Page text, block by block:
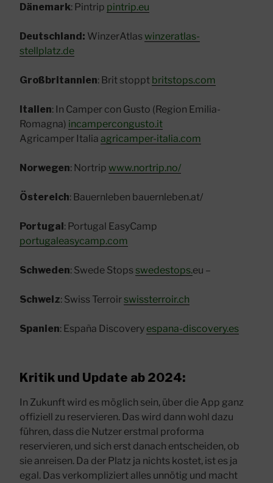
Dänemark: Pintrip pintrip.eu
Deutschland: WinzerAtlas winzeratlas-
stellplatz.de
Großbritannien: Brit stoppt britstops.com
Italien: In Camper con Gusto (Region Emilia-
Romagna) incampercongusto.it
Agricamper Italia agricamper-italia.com
Norwegen: Nortrip www.nortrip.no/
Östereich: Bauernleben bauernleben.at/
Portugal: Portugal EasyCamp
portugaleasycamp.com
Schweden: Swede Stopsswedestops.eu –
Schweiz: Swiss Terroirswissterroir.ch
Spanien: España Discovery espana-discovery.es
Kritik und Update ab 2024:
In Zukunft wird es möglich sein, über die App ganz
offiziell zu reservieren. Das wird dann wohl dazu
führen, dass die Nutzer erstmal proforma
reservieren, und sich erst danach entscheiden, ob
sie anreisen. Da der Platz ja nichts kostet, ist es ja
egal. Das verkompliziert alles unnötig und macht